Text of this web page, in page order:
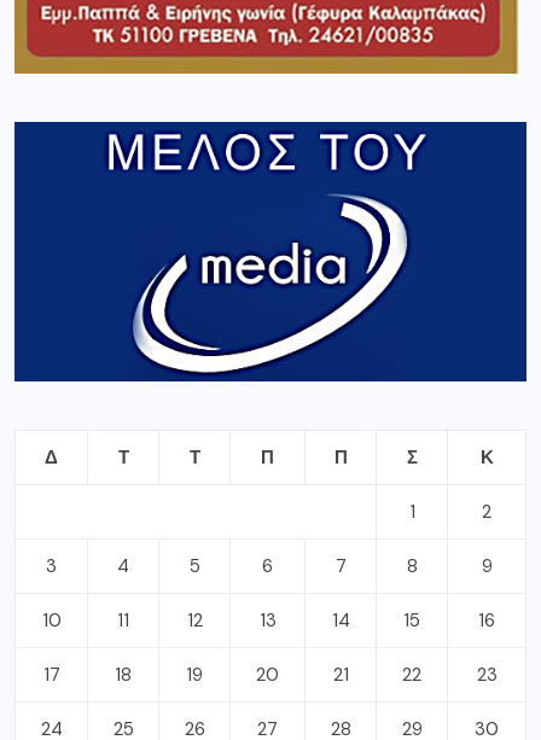
Δ Τ Τ Π Π Σ Κ
1 2
3 4 5 6 7 8 9
10 11 12 13 14 15 16
17 18 19 20 21 22 23
24 25 26 27 28 29 30